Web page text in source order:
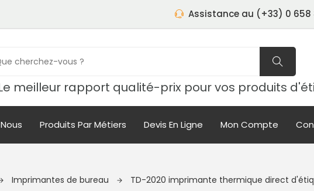
Assistance au (+33) 0 658
meilleur rapport qualité-prix pour vos produits
Produits Par Métiers Devis En Ligne Mon Compte
Imprimantes de bureau TD-2020 imprimante thermique direct